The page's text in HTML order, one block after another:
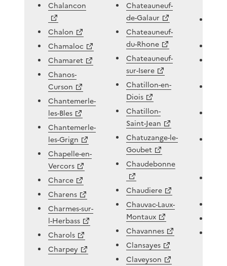
Chalancon
Chalon
Chamaloc
Chamaret
Chanos-
Curson
Chantemerle-
les-Bles
Chantemerle-
les-Grign
Chapelle-en-
Vercors
Charce
Charens
Charmes-sur-
l-Herbass
Charols
Charpey
Chateauneuf-
de-Galaur
Chateauneuf-
du-Rhone
Chateauneuf-
sur-Isere
Chatillon-en-
Diois
Chatillon-
Saint-Jean
Chatuzange-le-
Goubet
Chaudebonne
Chaudiere
Chauvac-Laux-
Montaux
Chavannes
Clansayes
Claveyson